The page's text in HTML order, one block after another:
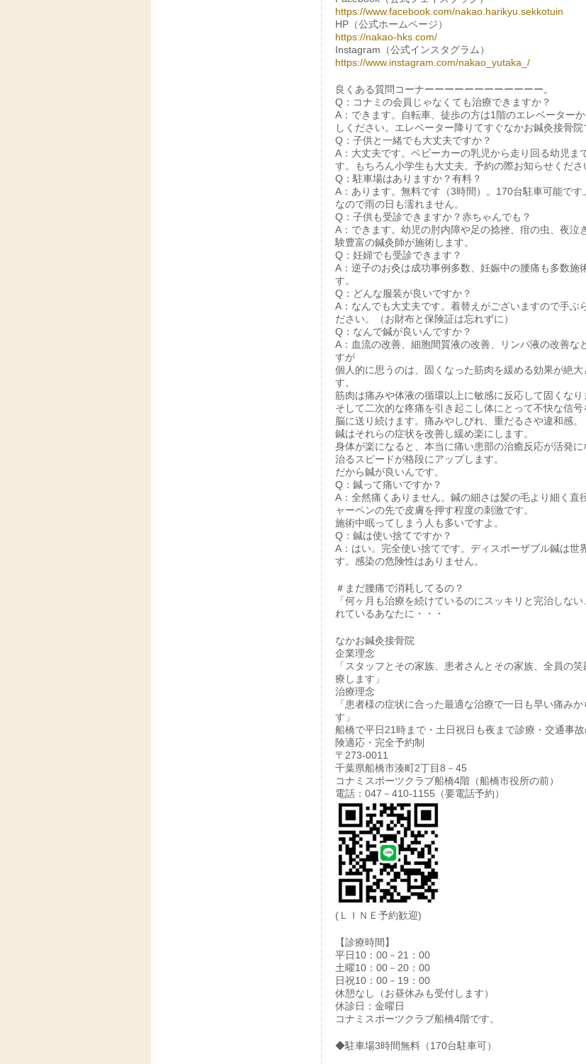
https://www.facebook.com/nakao.harikyu.sekkotuin
HP（公式ホームページ）
https://nakao-hks.com/
Instagram（公式インスタグラム）
https://www.instagram.com/nakao_yutaka_/
良くある質問コーナーーーーーーーーーーーー。
Q：コナミの会員じゃなくても治療できますか？
A：できます。自転車、徒歩の方は1階のエレベーター
しください。エレベーター降りてすぐなかお鍼灸接骨院
Q：子供と一緒でも大丈夫ですか？
A：大丈夫です。ベビーカーの乳児から走り回る幼児ま
す。もちろん小学生も大丈夫。予約の際お知らせくださ
Q：駐車場はありますか？有料？
A：あります。無料です（3時間）。170台駐車可能です
なので雨の日も濡れません。
Q：子供も受診できますか？赤ちゃんでも？
A：できます。幼児の肘内障や足の捻挫、疳の虫、夜泣
験豊富の鍼灸師が施術します。
Q：妊婦でも受診できます？
A：逆子のお灸は成功事例多数、妊娠中の腰痛も多数施
す。
Q：どんな服装が良いですか？
A：なんでも大丈夫です。着替えがございますので手ぶ
ださい。（お財布と保険証は忘れずに）
Q：なんで鍼が良いんですか？
A：血流の改善、細胞間質液の改善、リンパ液の改善な
すが
個人的に思うのは、固くなった筋肉を緩める効果が絶
す。
筋肉は痛みや体液の循環以上に敏感に反応して固くなり
そして二次的な疼痛を引き起こし体にとって不快な信号
脳に送り続けます。痛みやしびれ、重だるさや違和感。
鍼はそれらの症状を改善し緩め楽にします。
身体が楽になると、本当に痛い患部の治癒反応が活発に
治るスピードが格段にアップします。
だから鍼が良いんです。
Q：鍼って痛いですか？
A：全然痛くありません。鍼の細さは髪の毛より細く直
ャーペンの先で皮膚を押す程度の刺激です。
施術中眠ってしまう人も多いですよ。
Q：鍼は使い捨てですか？
A：はい。完全使い捨てです。ディスポーザブル鍼は世
す。感染の危険性はありません。
＃まだ腰痛で消耗してるの？
「何ヶ月も治療を続けているのにスッキリと完治しな
れているあなたに・・・
なかお鍼灸接骨院
企業理念
「スタッフとその家族、患者さんとその家族、全員の
療します」
治療理念
「患者様の症状に合った最適な治療で一日も早い痛み
す」
船橋で平日21時まで・土日祝日も夜まで診療・交通事
険適応・完全予約制
〒273-0011
千葉県船橋市湊町2丁目8－45
コナミスポーツクラブ船橋4階（船橋市役所の前）
電話：047－410-1155（要電話予約）
(ＬＩＮＥ予約歓迎)
【診療時間】
平日10：00－21：00
土曜10：00－20：00
日祝10：00－19：00
休憩なし（お昼休みも受付します）
休診日：金曜日
コナミスポーツクラブ船橋4階です。
◆駐車場3時間無料（170台駐車可）